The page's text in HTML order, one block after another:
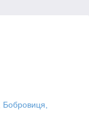
Бобровиця,